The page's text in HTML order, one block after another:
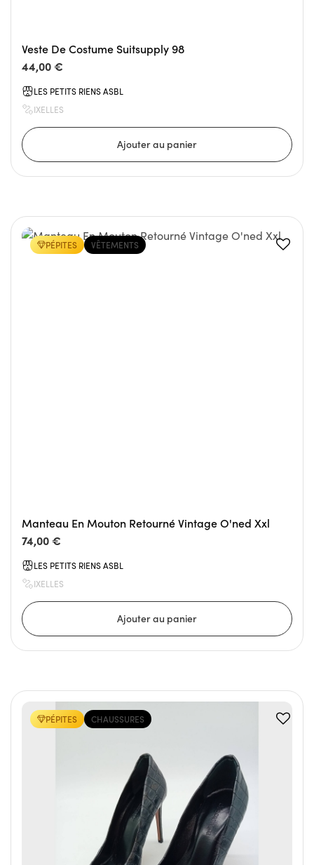
Veste De Costume Suitsupply 98
44,00 €
LES PETITS RIENS ASBL
IXELLES
VÊTEMENTS
PÉPITES
Manteau En Mouton Retourné Vintage O'ned Xxl
74,00 €
LES PETITS RIENS ASBL
IXELLES
CHAUSSURES
PÉPITES